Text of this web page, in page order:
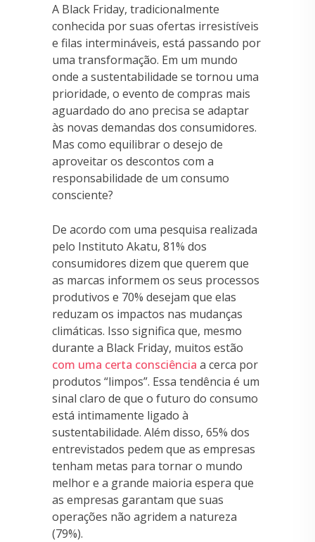
A Black Friday, tradicionalmente
conhecida por suas ofertas irresistíveis
e filas intermináveis, está passando por
uma transformação. Em um mundo
onde a sustentabilidade se tornou uma
prioridade, o evento de compras mais
aguardado do ano precisa se adaptar
às novas demandas dos consumidores.
Mas como equilibrar o desejo de
aproveitar os descontos com a
responsabilidade de um consumo
consciente?
De acordo com uma pesquisa realizada
pelo Instituto Akatu, 81% dos
consumidores dizem que querem que
as marcas informem os seus processos
produtivos e 70% desejam que elas
reduzam os impactos nas mudanças
climáticas. Isso significa que, mesmo
durante a Black Friday, muitos estão
com uma certa consciência a cerca por
produtos “limpos”. Essa tendência é um
sinal claro de que o futuro do consumo
está intimamente ligado à
sustentabilidade. Além disso, 65% dos
entrevistados pedem que as empresas
tenham metas para tornar o mundo
melhor e a grande maioria espera que
as empresas garantam que suas
operações não agridem a natureza
(79%).